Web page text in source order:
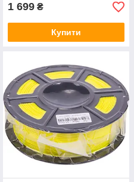
1 699 ₴
Купити